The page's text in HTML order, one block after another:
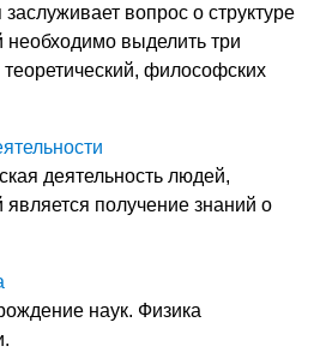
вопрос о структуре
необходимо выделить три
философских
деятельность людей,
является получение знаний о
наук. Физика